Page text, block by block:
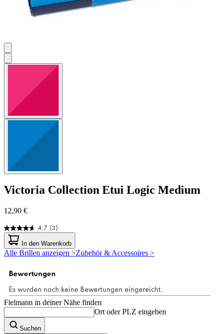
Victoria Collection Etui Logic Medium
12,90 €
4.7 (3)
4.7
von
5
Sternen.
Bewertungen
In den Warenkorb
Alle Brillen anzeigen >Zubehör & Accessoires >
Fielmann in deiner Nähe finden
Ort oder PLZ eingeben
Suchen